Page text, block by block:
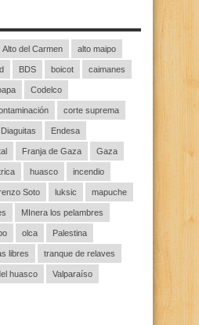
Alto del Carmen alto maipo
BDS boicot caimanes
Codelco
corte suprema
Diaguitas Endesa
Franja de Gaza Gaza
huasco incendio
Soto luksic mapuche
MInera los pelambres
olca Palestina
libres tranque de relaves
huasco Valparaíso